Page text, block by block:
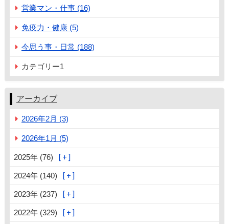
営業マン・仕事 (16)
免疫力・健康 (5)
今思う事・日常 (188)
カテゴリー1
アーカイブ
2026年2月 (3)
2026年1月 (5)
2025年 (76)
2024年 (140)
2023年 (237)
2022年 (329)